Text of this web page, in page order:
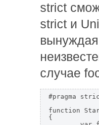
strict
strict и
вынуждая
случае
#pragma
function
{